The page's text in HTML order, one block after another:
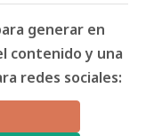
generar en
contenido y una
redes sociales: